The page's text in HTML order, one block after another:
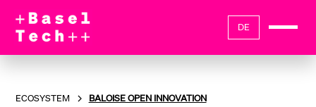
DE
ECOSYSTEM BALOISE OPEN INNOVATION